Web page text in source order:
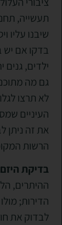
תעשייה,
שיבנו עליו
בדקו אם יש
ילדים,
גם מה
לא תרצו
העיניים
את זה ניתן
הרשות
בדיקת היזם
ההיתרים,
הדירות;
לבדוק את